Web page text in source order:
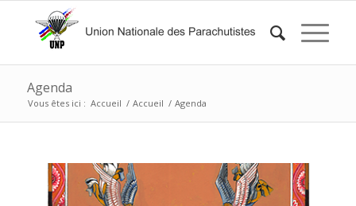
Agenda
Vous êtes ici : Accueil / Accueil / Agenda